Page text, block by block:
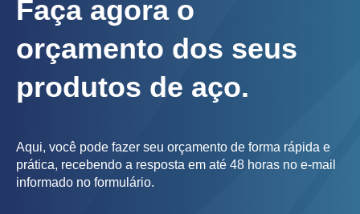
Faça agora o
orçamento dos seus
produtos de aço.
Aqui, você pode fazer seu orçamento de forma rápida e
prática, recebendo a resposta em até 48 horas no e-mail
informado no formulário.